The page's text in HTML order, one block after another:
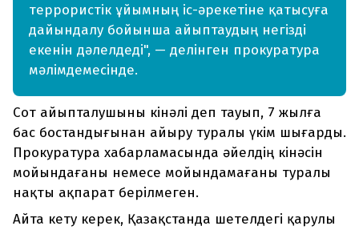
террористік ұйымның іс-әрекетіне қатысуға
дайындалу бойынша айыптаудың негізді
екенін дәлелдеді", — делінген прокуратура
мәлімдемесінде.
Сот айыпталушыны кінәлі деп тауып, 7 жылға
бас бостандығынан айыру туралы үкім шығарды.
Прокуратура хабарламасында әйелдің кінәсін
мойындағаны немесе мойындамағаны туралы
нақты ақпарат берілмеген.
Айта кету керек, Қазақстанда шетелдегі қарулы